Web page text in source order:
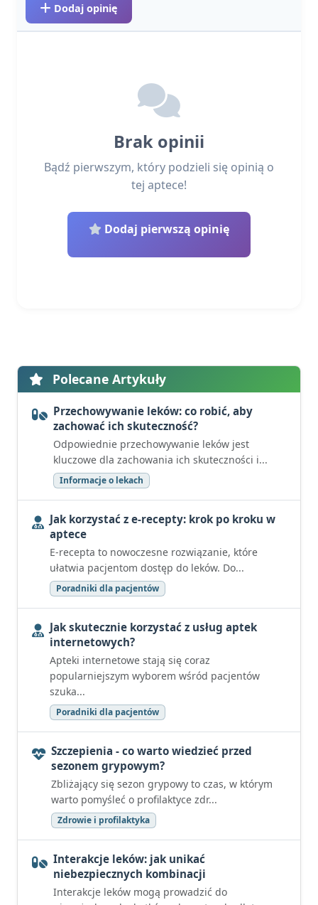
Dodaj opinię
Brak opinii
Bądź pierwszym, który podzieli się opinią o
tej aptece!
Dodaj pierwszą opinię
Polecane Artykuły
Przechowywanie leków: co robić, aby
zachować ich skuteczność?
Odpowiednie przechowywanie leków jest
kluczowe dla zachowania ich skuteczności i...
Informacje o lekach
Jak korzystać z e-recepty: krok po kroku w
aptece
E-recepta to nowoczesne rozwiązanie, które
ułatwia pacjentom dostęp do leków. Do...
Poradniki dla pacjentów
Jak skutecznie korzystać z usług aptek
internetowych?
Apteki internetowe stają się coraz
popularniejszym wyborem wśród pacjentów
szuka...
Poradniki dla pacjentów
Szczepienia - co warto wiedzieć przed
sezonem grypowym?
Zbliżający się sezon grypowy to czas, w którym
warto pomyśleć o profilaktyce zdr...
Zdrowie i profilaktyka
Interakcje leków: jak unikać
niebezpiecznych kombinacji
Interakcje leków mogą prowadzić do